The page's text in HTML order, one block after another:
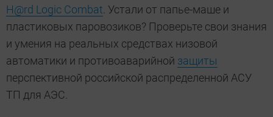
H@rd Logic Combat. Устали от папье-маше и
пластиковых паровозиков? Проверьте свои знания
и умения на реальных средствах низовой
автоматики и противоаварийной защиты
перспективной российской распределенной АСУ
ТП для АЭС.